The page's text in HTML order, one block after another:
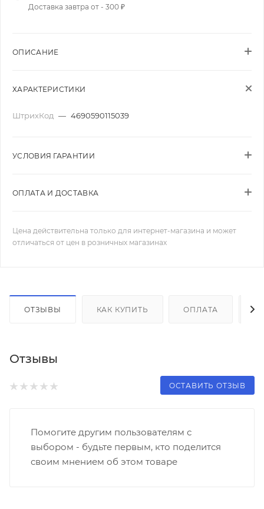
Доставка завтра от - 300 ₽
ОПИСАНИЕ
ХАРАКТЕРИСТИКИ
ШтрихКод — 4690590115039
УСЛОВИЯ ГАРАНТИИ
ОПЛАТА И ДОСТАВКА
Цена действительна только для интернет-магазина и может
отличаться от цен в розничных магазинах
ОТЗЫВЫ КАК КУПИТЬ ОПЛАТА
Отзывы
ОСТАВИТЬ ОТЗЫВ
Помогите другим пользователям с
выбором - будьте первым, кто поделится
своим мнением об этом товаре